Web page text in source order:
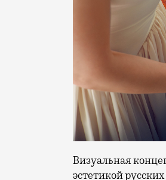
Визуальная
эстетикой